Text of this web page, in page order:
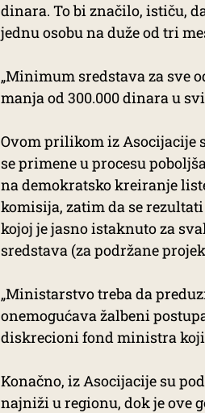
dinara. To bi značilo, ističu,
jednu osobu na duže od tri
„Minimum sredstava za sve
manja od 300.000 dinara u
Ovom prilikom iz Asocijacije
se primene u procesu
na demokratsko kreiranje
komisija, zatim da se
kojoj je jasno istaknuto za
sredstava (za podržane
„Ministarstvo treba da
onemogućava žalbeni
diskrecioni fond ministra
Konačno, iz Asocijacije su
najniži u regionu, dok je ove